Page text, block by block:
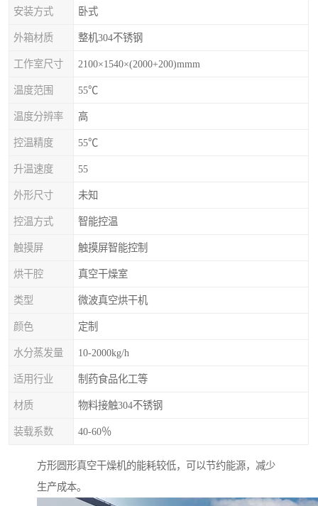
安装方式 卧式
外箱材质 整机304不锈钢
工作室尺寸 2100×1540×(2000+200)mmm
温度范围 55℃
温度分辨率 高
控温精度 55℃
升温速度 55
外形尺寸 未知
控温方式 智能控温
触摸屏 触摸屏智能控制
烘干腔 真空干燥室
类型 微波真空烘干机
颜色 定制
水分蒸发量 10-2000kg/h
适用行业 制药食品化工等
材质 物料接触304不锈钢
装载系数 40-60％
方形圆形真空干燥机的能耗较低，可以节约能源，减少
生产成本。